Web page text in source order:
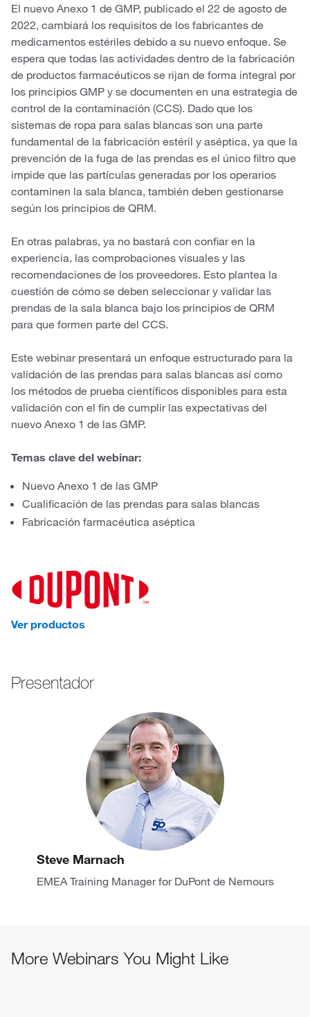
El nuevo Anexo 1 de GMP, publicado el 22 de agosto de
2022, cambiará los requisitos de los fabricantes de
medicamentos estériles debido a su nuevo enfoque. Se
espera que todas las actividades dentro de la fabricación
de productos farmacéuticos se rijan de forma integral por
los principios GMP y se documenten en una estrategia de
control de la contaminación (CCS). Dado que los
sistemas de ropa para salas blancas son una parte
fundamental de la fabricación estéril y aséptica, ya que la
prevención de la fuga de las prendas es el único filtro que
impide que las partículas generadas por los operarios
contaminen la sala blanca, también deben gestionarse
según los principios de QRM.
En otras palabras, ya no bastará con confiar en la
experiencia, las comprobaciones visuales y las
recomendaciones de los proveedores. Esto plantea la
cuestión de cómo se deben seleccionar y validar las
prendas de la sala blanca bajo los principios de QRM
para que formen parte del CCS.
Este webinar presentará un enfoque estructurado para la
validación de las prendas para salas blancas así como
los métodos de prueba científicos disponibles para esta
validación con el fin de cumplir las expectativas del
nuevo Anexo 1 de las GMP.
Temas clave del webinar:
Nuevo Anexo 1 de las GMP
Cualificación de las prendas para salas blancas
Fabricación farmacéutica aséptica
Ver productos
Presentador
Steve Marnach
EMEA Training Manager for DuPont de Nemours
More Webinars You Might Like